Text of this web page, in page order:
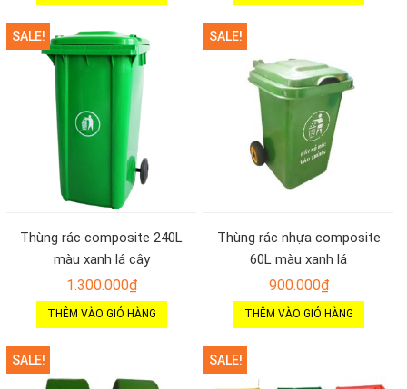
SALE!
Thùng rác composite 240L
màu xanh lá cây
1.300.000₫
THÊM VÀO GIỎ HÀNG
SALE!
Thùng rác nhựa composite
60L màu xanh lá
900.000₫
THÊM VÀO GIỎ HÀNG
SALE! SALE!